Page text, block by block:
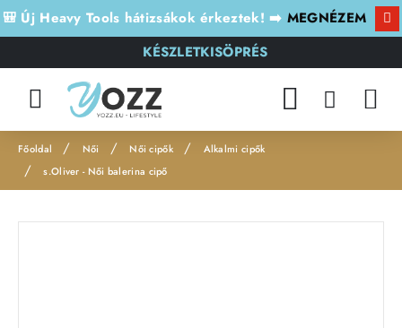
🎒 Új Heavy Tools hátizsákok érkeztek! ➡️ MEGNÉZEM
KÉSZLETKISÖPRÉS
o
Női Női cipők
Alkalmi cipők
s.Oliver - Női balerina cipő